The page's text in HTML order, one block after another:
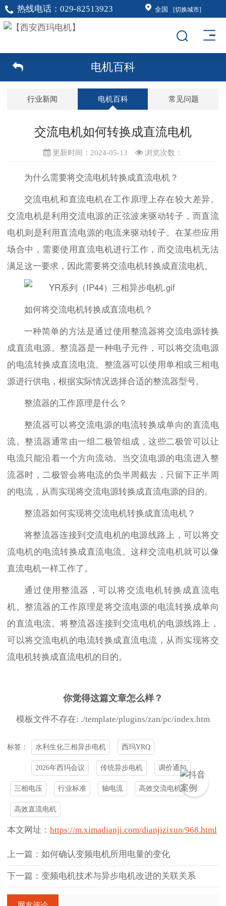
热线电话： 029-82513923 全国 [切换城市]
电机百科
行业新闻 电机百科 常见问题
交流电机如何转换成直流电机
更新时间：2024-05-13 浏览次数：
为什么需要将交流电机转换成直流电机？
交流电机和直流电机在工作原理上存在较大差异。
交流电机是利用交流电源的正弦波来驱动转子，而直流
电机则是利用直流电源的电流来驱动转子。在某些应用
场合中，需要使用直流电机进行工作，而交流电机无法
满足这一要求，因此需要将交流电机转换成直流电机。
如何将交流电机转换成直流电机？
一种简单的方法是通过使用整流器将交流电源转换
成直流电源。整流器是一种电子元件，可以将交流电源
的电流转换成直流电流。整流器可以使用单相或三相电
源进行供电，根据实际情况选择合适的整流器型号。
整流器的工作原理是什么？
整流器可以将交流电源的电流转换成单向的直流电
流。整流器通常由一组二极管组成，这些二极管可以让
电流只能沿着一个方向流动。当交流电源的电流进入整
流器时，二极管会将电流的负半周截去，只留下正半周
的电流，从而实现将交流电源转换成直流电源的目的。
整流器如何实现将交流电机转换成直流电机？
将整流器连接到交流电机的电源线路上，可以将交
流电机的电流转换成直流电流。这样交流电机就可以像
直流电机一样工作了。
通过使用整流器，可以将交流电机转换成直流电
机。整流器的工作原理是将交流电源的电流转换成单向
的直流电流。将整流器连接到交流电机的电源线路上，
可以将交流电机的电流转换成直流电流，从而实现将交
流电机转换成直流电机的目的。
你觉得这篇文章怎么样？
模板文件不存在: ./template/plugins/zan/pc/index.htm
标签： 水利生化三相异步电机 西玛YRQ
2026年西玛会议 传统异步电机 调价通知
三相电压 行业标准 轴电流 高效交流电机
高效直流电机
本文网址： https://m.ximadianji.com/dianjizixun/968.html
上一篇：如何确认变频电机所用电量的变化
下一篇：变频电机技术与异步电机改进的关联关系